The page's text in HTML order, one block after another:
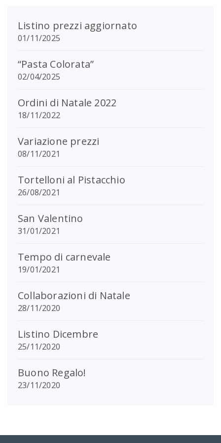
del
prodotto
Listino prezzi aggiornato
01/11/2025
“Pasta Colorata”
02/04/2025
Ordini di Natale 2022
18/11/2022
Variazione prezzi
08/11/2021
Tortelloni al Pistacchio
26/08/2021
San Valentino
31/01/2021
Tempo di carnevale
19/01/2021
Collaborazioni di Natale
28/11/2020
Listino Dicembre
25/11/2020
Buono Regalo!
23/11/2020